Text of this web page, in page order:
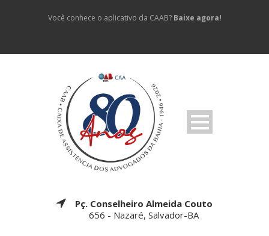
Você conhece o aplicativo da CAAB? Baixe agora!
Pç. Conselheiro Almeida Couto
656 - Nazaré, Salvador-BA